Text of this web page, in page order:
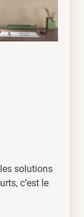
solutions
c’est le